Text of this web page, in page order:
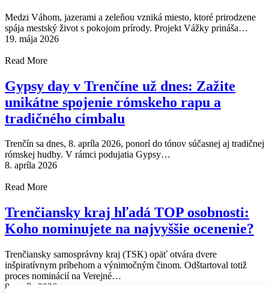
Medzi Váhom, jazerami a zeleňou vzniká miesto, ktoré prirodzene
spája mestský život s pokojom prírody. Projekt Vážky prináša…
19. mája 2026
Read More
Gypsy day v Trenčíne už dnes: Zažite
unikátne spojenie rómskeho rapu a
tradičného cimbalu
Trenčín sa dnes, 8. apríla 2026, ponorí do tónov súčasnej aj tradičnej
rómskej hudby. V rámci podujatia Gypsy…
8. apríla 2026
Read More
Trenčiansky kraj hľadá TOP osobnosti:
Koho nominujete na najvyššie ocenenie?
Trenčiansky samosprávny kraj (TSK) opäť otvára dvere
inšpiratívnym príbehom a výnimočným činom. Odštartoval totiž
proces nominácií na Verejné…
8. apríla 2026